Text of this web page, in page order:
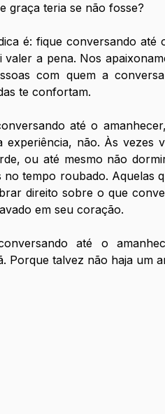
graça teria se não fosse?
é: fique conversando até
valer a pena. Nos
com quem a
te confortam.
até o
experiência, não. Às vezes
ou até mesmo não
no tempo roubado. Aquelas
direito sobre o que
em seu coração.
até o
Porque talvez não haja um